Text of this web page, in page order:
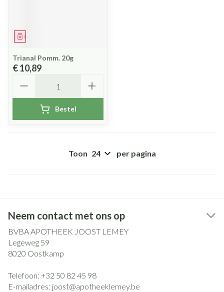
Geneesmiddel
Trianal Pomm. 20g
€ 10,89
Bestel
Toon per pagina
Neem contact met ons op
BVBA APOTHEEK JOOST LEMEY
Legeweg 59
8020 Oostkamp
Telefoon: +32 50 82 45 98
E-mailadres: joost@apotheeklemey.be